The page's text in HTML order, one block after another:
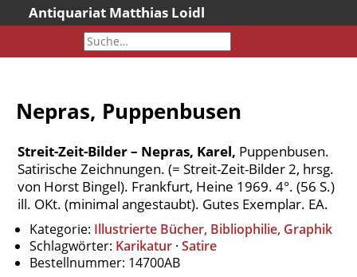
Antiquariat Matthias Loidl
Aktuelles
Neueingänge
Sonderangebote
Katalogarchiv
Newsletter
Über uns
Kontakt
Nepras, Puppenbusen
Streit-Zeit-Bilder – Nepras, Karel, Puppenbusen.
Satirische Zeichnungen. (= Streit-Zeit-Bilder 2, hrsg.
von Horst Bingel). Frankfurt, Heine 1969. 4°. (56 S.)
ill. OKt. (minimal angestaubt). Gutes Exemplar. EA.
Kategorie: Illustrierte Bücher, Bibliophilie, Graphik
Schlagwörter: Karikatur · Satire
Bestellnummer: 14700AB